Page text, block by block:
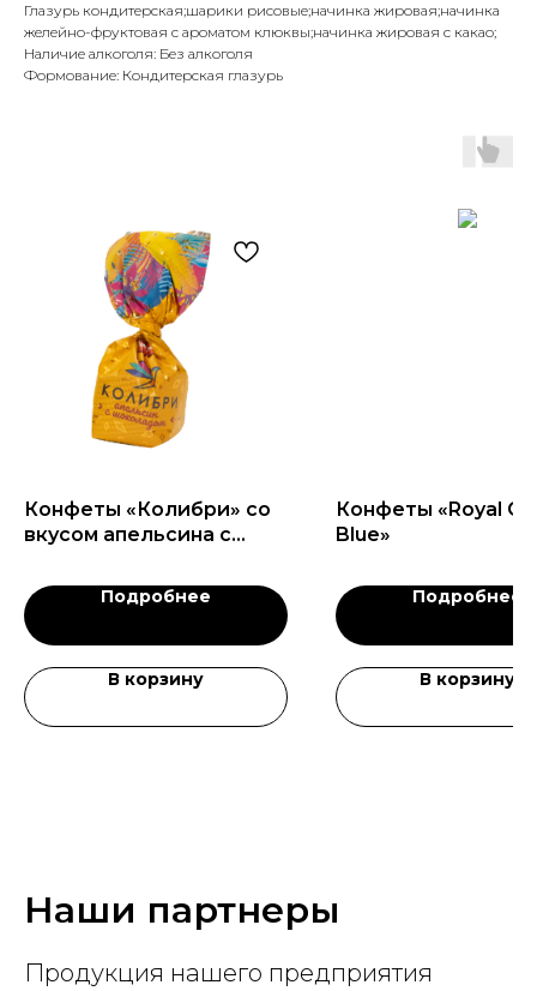
Глазурь кондитерская;шарики рисовые;начинка жировая;начинка
желейно-фруктовая с ароматом клюквы;начинка жировая с какао;
Наличие алкоголя: Без алкоголя
Формование: Кондитерская глазурь
Конфеты «Колибри» со
вкусом апельсина с
Подробнее
В корзину
Конфеты «Royal
Blue»
Подробнее
В корзину
Наши партнеры
Продукция нашего предприятия